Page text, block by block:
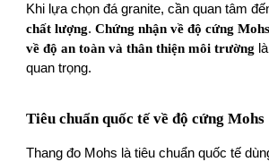
Khi lựa chọn đá granite, cần quan tâm
chất lượng.Chứng nhận về độ cứng Mohs
về độ an toàn và thân thiện môi trường
quan trọng.
Tiêu chuẩn quốc tế về độ cứng Mohs
Thang đo Mohs là tiêu chuẩn quốc tế